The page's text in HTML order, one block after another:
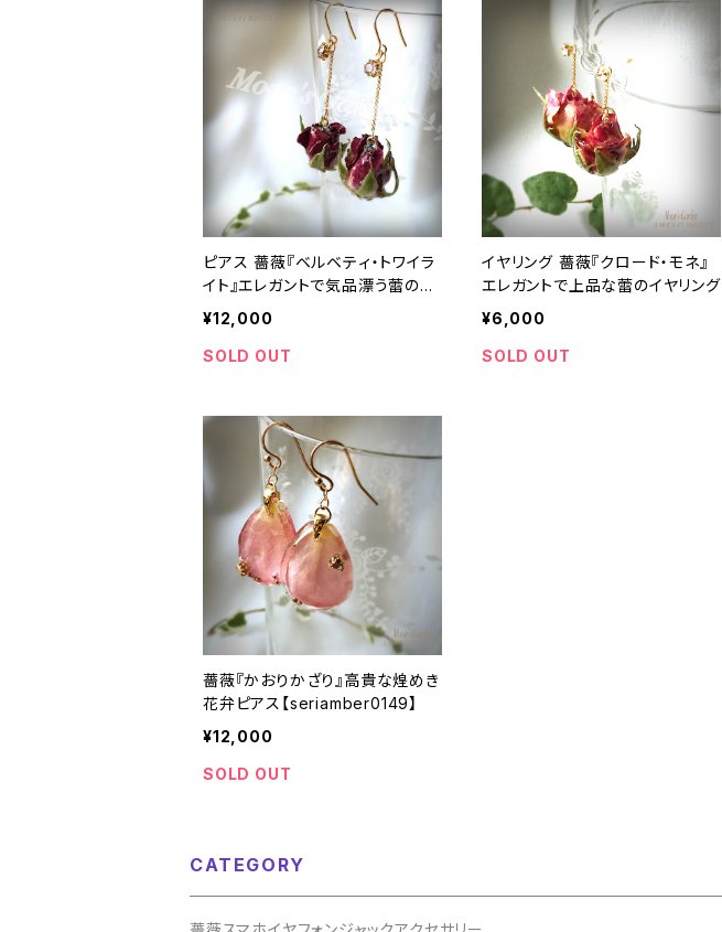
ピアス 薔薇『ベルベティ・トワイラ
イト』エレガントで気品漂う蕾のピ
アス【serial number0148】
¥12,000
SOLD OUT
イヤリング 薔薇『クロード・モネ』
エレガントで上品な蕾のイヤリング
¥6,000
SOLD OUT
薔薇『かおりかざり』高貴な煌めき
花弁ピアス【seriamber0149】
¥12,000
SOLD OUT
CATEGORY